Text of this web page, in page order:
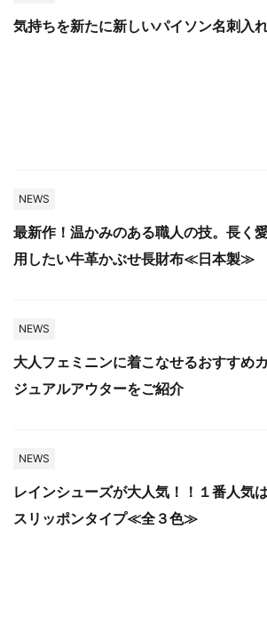
気持ちを新たに新しいパイソン名刺入
NEWS
最新作！温かみのある職人の技。長く
用したい牛革かぶせ長財布≪日本製≫
NEWS
大人フェミニンに着こなせるおすすめカ
ジュアルアウターをご紹介
NEWS
レインシューズが大人気！！１番人気は
スリッポンタイプ≪全３色≫